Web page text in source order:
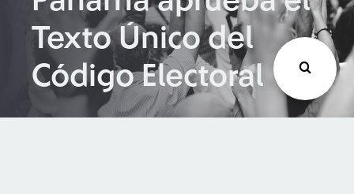
Buscar
Texto Único del
Código Electoral